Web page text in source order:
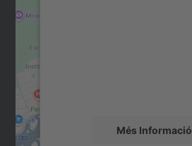
Més Informació